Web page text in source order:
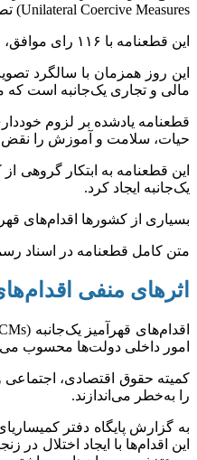
Unilateral Coercive Measures) تصویب کرد.
این قطعنامه با ۱۱۶ رای موافق، ۵۱ رای مخالف و ۶ ممتنع تصویب شد و روز ۴ دسامبر (۱۳ آذر) هر سال از سال ۲۰۲۵ را به‌عنوان این روز بین‌المللی تعیین کرد.
مالی و تجاری یک‌جانبه است که
قطعنامه یادشده بر لزوم
حیات، سلامت و آموزش را نقض
این قطعنامه به ابتکار گروهی
یک‌جانبه ایجاد کرد.
بسیاری از کشور‌ها اقدام‌های
متن کامل قطعنامه در اسناد
اثر‌های منفی
امور داخلی دولت‌ها محسوب
را به‌خطر می‌اندازند.
به گزارش پایگاه دفتر
این اقدام‌ها با ایجاد اختلال